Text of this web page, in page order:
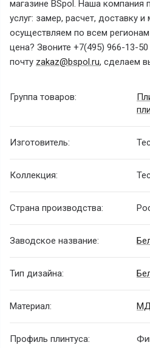
магазине BSpol. Наша компания
услуг: замер, расчет, доставку
осуществляем по всем
цена? Звоните +7(495) 966-13-
почту zakaz@bspol.ru, сделаем
Группа товаров:
Изготовитель:
Коллекция:
Страна производства:
Заводское название:
Тип дизайна:
Материал:
Профиль плинтуса: